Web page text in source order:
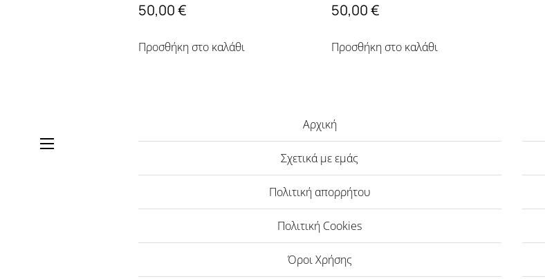
50,00€
Προσθήκη στο καλάθι
50,00€
Προσθήκη στο καλάθι
Αρχική
Σχετικά με εμάς
Πολιτική απορρήτου
Πολιτική Cookies
Όροι Χρήσης